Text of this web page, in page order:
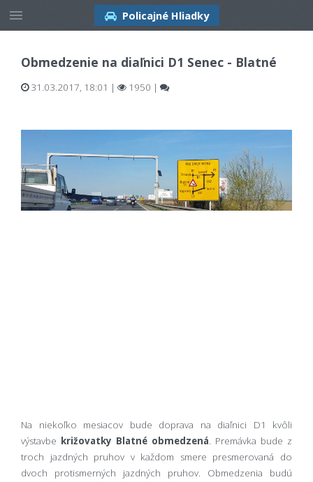
Obmedzenie na diaľnici D1 Senec - Blatné
31.03.2017, 18:01 | 1950 |
Na niekoľko mesiacov bude doprava na diaľnici D1 kvôli
výstavbe križovatky Blatné obmedzená. Premávka bude z
troch jazdných pruhov v každom smere presmerovaná do
dvoch protismerných jazdných pruhov. Obmedzenia budú
Policajné Hliadky